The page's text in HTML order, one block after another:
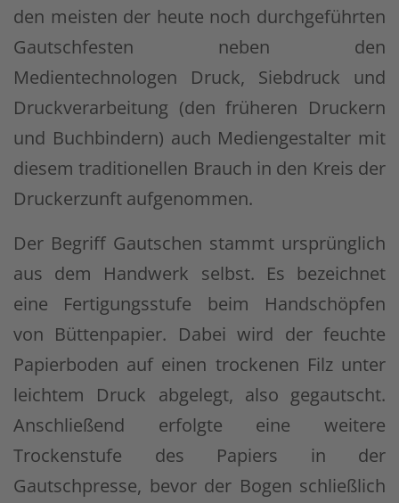
den meisten der heute noch durchgeführten
Gautschfesten neben den
Medientechnologen Druck, Siebdruck und
Druckverarbeitung (den früheren Druckern
und Buchbindern) auch Mediengestalter mit
diesem traditionellen Brauch in den Kreis der
Druckerzunft aufgenommen.
Der Begriff Gautschen stammt ursprünglich
aus dem Handwerk selbst. Es bezeichnet
eine Fertigungsstufe beim Handschöpfen
von Büttenpapier. Dabei wird der feuchte
Papierboden auf einen trockenen Filz unter
leichtem Druck abgelegt, also gegautscht.
Anschließend erfolgte eine weitere
Trockenstufe des Papiers in der
Gautschpresse, bevor der Bogen schließlich